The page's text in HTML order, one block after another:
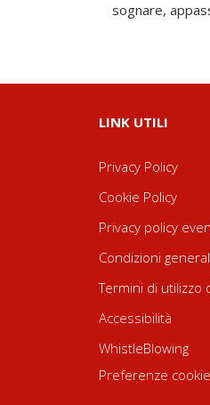
sognare,
LINK UTILI
Privacy Policy
Cookie Policy
Privacy policy
Condizioni
Termini di utilizzo
Accessibilità
WhistleBlowing
Preferenze cookie